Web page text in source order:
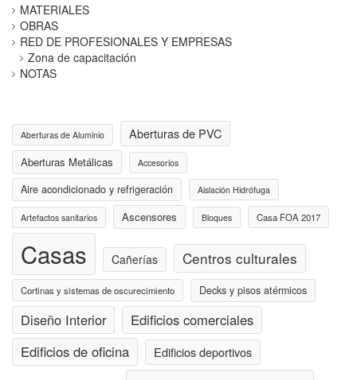
MATERIALES
OBRAS
RED DE PROFESIONALES Y EMPRESAS
Zona de capacitación
NOTAS
Aberturas de Aluminio Aberturas de PVC
Aberturas Metálicas Accesorios
Aire acondicionado y refrigeración Aislación Hidrófuga
Artefactos sanitarios Ascensores Bloques Casa FOA 2017
Casas Cañerías Centros culturales
Cortinas y sistemas de oscurecimiento Decks y pisos atérmicos
Diseño Interior
Edificios comerciales
Edificios de oficina
Edificios deportivos